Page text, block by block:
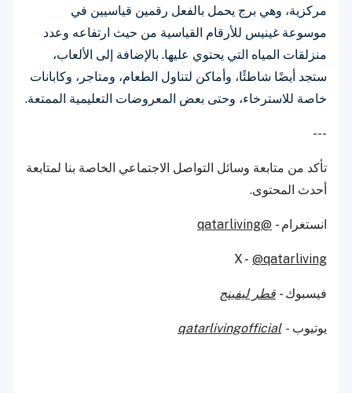
مركزية، وهي برج يحمل بالفعل رقمين قياسيين في
موسوعة غينيس للأرقام القياسية من حيث ارتفاعه وعدد
منزلقات المياه التي يحتوي عليها. بالإضافة إلى الألعاب،
ستجد أيضًا شاطئًا، وأماكن لتناول الطعام، ومتاجر، وكابانات
خاصة للاسترخاء، وحتى بعض المعروضات التعليمية الممتعة.
---
تأكد من متابعة وسائل التواصل الاجتماعي الخاصة بنا لمتابعة
أحدث المحتوى.
انستغرام - @qatarliving
X - @qatarliving
فيسبوك - قطر ليفينج
يوتيوب -
qatarlivingofficial